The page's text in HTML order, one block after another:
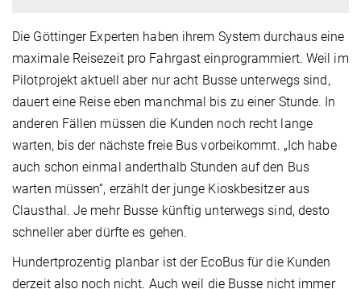
Die Göttinger Experten haben ihrem System durchaus eine
maximale Reisezeit pro Fahrgast einprogrammiert. Weil im
Pilotprojekt aktuell aber nur acht Busse unterwegs sind,
dauert eine Reise eben manchmal bis zu einer Stunde. In
anderen Fällen müssen die Kunden noch recht lange
warten, bis der nächste freie Bus vorbeikommt. „Ich habe
auch schon einmal anderthalb Stunden auf den Bus
warten müssen“, erzählt der junge Kioskbesitzer aus
Clausthal. Je mehr Busse künftig unterwegs sind, desto
schneller aber dürfte es gehen.
Hundertprozentig planbar ist der EcoBus für die Kunden
derzeit also noch nicht. Auch weil die Busse nicht immer